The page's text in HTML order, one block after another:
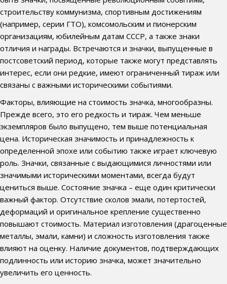
строительству коммунизма, спортивным достижениям
(например, серии ГТО), комсомольским и пионерским
организациям, юбилейным датам СССР, а также знаки
отличия и награды. Встречаются и значки, выпущенные в
постсоветский период, которые также могут представлять
интерес, если они редкие, имеют ограниченный тираж или
связаны с важными историческими событиями.
Факторы, влияющие на стоимость значка, многообразны.
Прежде всего, это его редкость и тираж. Чем меньше
экземпляров было выпущено, тем выше потенциальная
цена. Историческая значимость и принадлежность к
определенной эпохе или событию также играет ключевую
роль. Значки, связанные с выдающимися личностями или
значимыми историческими моментами, всегда будут
цениться выше. Состояние значка – еще один критически
важный фактор. Отсутствие сколов эмали, потертостей,
деформаций и оригинальное крепление существенно
повышают стоимость. Материал изготовления (драгоценные
металлы, эмали, камни) и сложность изготовления также
влияют на оценку. Наличие документов, подтверждающих
подлинность или историю значка, может значительно
увеличить его ценность.